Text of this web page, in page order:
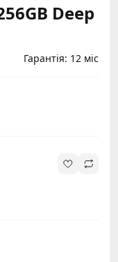
Deep
Гарантія: 12 міс